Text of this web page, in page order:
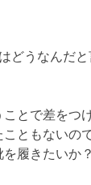
どうなんだ
とで差をつ
ともないの
履きたいか